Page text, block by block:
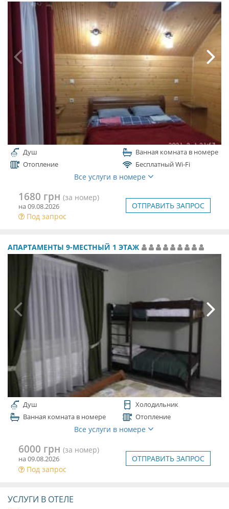
Душ
Ванная комната в номере
Отопление
Бесплатный Wi-Fi
Все услуги в номере
1680 грн (за номер)
на 09.08.2026
Под запрос
ОТПРАВИТЬ ЗАПРОС
АПАРТАМЕНТЫ 9-МЕСТНЫЙ 1 ЭТАЖ
Душ
Холодильник
Ванная комната в номере
Отопление
Все услуги в номере
6000 грн (за номер)
на 09.08.2026
Под запрос
ОТПРАВИТЬ ЗАПРОС
УСЛУГИ В ОТЕЛЕ